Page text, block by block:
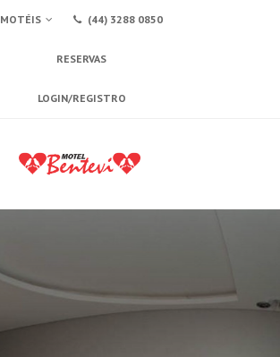
MOTÉIS (44) 3288 0850
RESERVAS
LOGIN/REGISTRO